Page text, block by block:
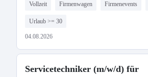
Vollzeit Firmenwagen Firmenevents
Urlaub >= 30
04.08.2026
Servicetechniker (m/w/d) für